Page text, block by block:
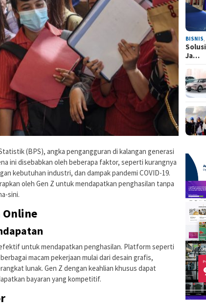
(BPS), angka pengangguran di kalangan generasi
ini disebabkan oleh beberapa faktor, seperti kurangnya
kebutuhan industri, dan dampak pandemi COVID-19.
oleh Gen Z untuk mendapatkan penghasilan tanpa
sini.
untuk mendapatkan penghasilan. Platform seperti
macam pekerjaan mulai dari desain grafis,
lunak. Gen Z dengan keahlian khusus dapat
bayaran yang kompetitif.
BISNIS
Ja…